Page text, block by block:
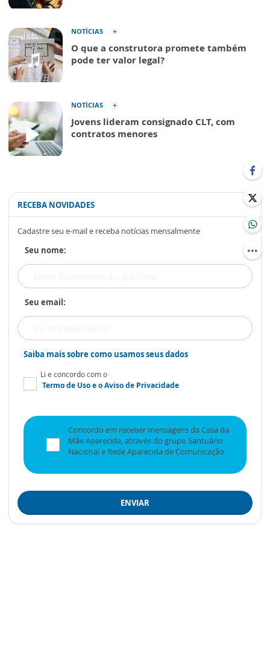
NOTÍCIAS
O que a construtora promete também
pode ter valor legal?
NOTÍCIAS
Jovens lideram consignado CLT, com
contratos menores
RECEBA NOVIDADES
Cadastre seu e-mail e receba notícias mensalmente
Seu nome:
Seu email:
Saiba mais sobre como usamos seus dados
Li e concordo com o
Termo de Usoe oAviso de Privacidade
Concordo em receber mensagens da Casa da
Mãe Aparecida, através do grupo Santuário
Nacional e Rede Aparecida de Comunicação
ENVIAR